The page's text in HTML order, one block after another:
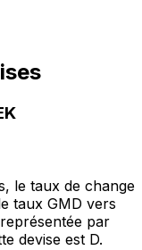
le taux de change
taux GMD vers
par
devise est D.